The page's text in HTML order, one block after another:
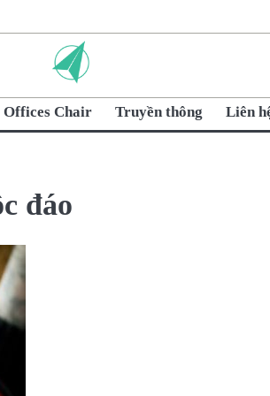
Offices Chair Truyền thông Liên
đáo